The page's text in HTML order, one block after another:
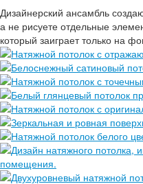
Дизайнерский ансамбль
а не рисуете отдельные
который заиграет только на